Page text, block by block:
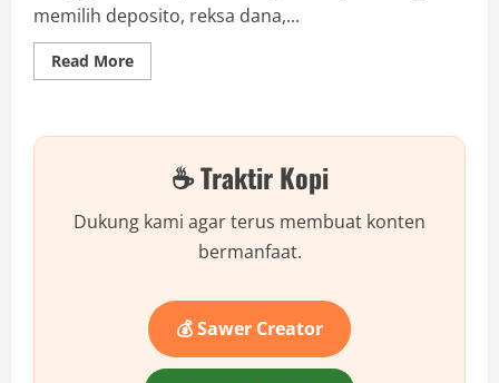
memilih deposito, reksa dana,...
Read MoreRead
more
Emas
Buntung!☕ Traktir Kopi
Dukung kami agar terus membuat konten
bermanfaat.
💰 Sawer Creator